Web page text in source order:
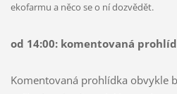
ekofarmu a něco se o ní dozvědět.
od 14:00: komentovaná
Komentovaná prohlídka obvykle